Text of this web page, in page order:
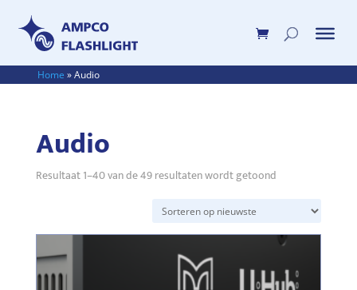
Home »Audio
Audio
Resultaat 1–40 van de 49 resultaten wordt getoondGesorteerd
nieuwste